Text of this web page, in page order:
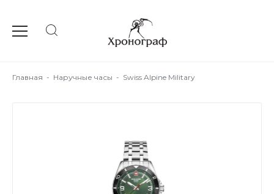
Главная - Наручные часы - Swiss Alpine Military